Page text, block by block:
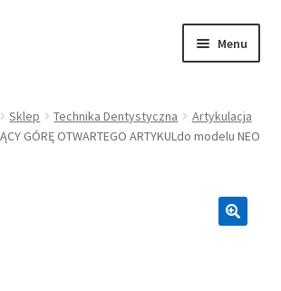
Menu
Sklep Technika Dentystyczna
Artykulacja
GÓRĘ OTWARTEGO ARTYKULdo modelu NEO